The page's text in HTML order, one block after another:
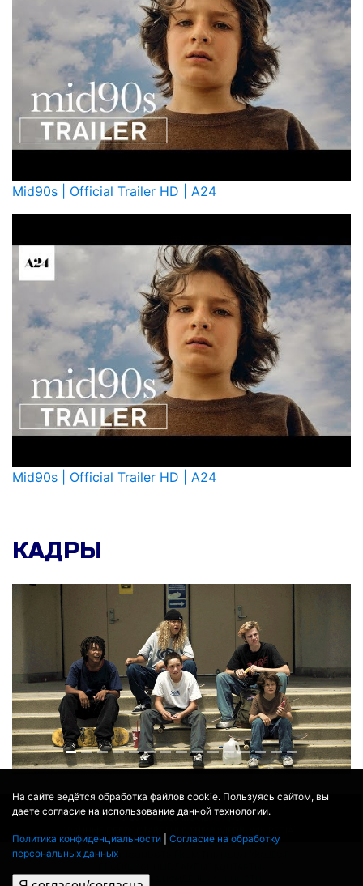
На сайте ведётся обработка файлов cookie. Пользуясь сайтом, вы
даете согласие на использование данной технологии.
Политика конфиденциальности
Согласие на обработку
персональных данных
Mid90s | Official Trailer HD | A24
Mid90s | Official Trailer HD | A24
КАДРЫ
© 2017 - 2026 MOVIE
ДАННЫЕ ПРЕДОСТАВЛЕНЫ:
ПЕРЕВЕДЕНО СЕРВИСОМЯНДЕКС.ПЕРЕВОД
THEATER BY ICONDOTS FROM THE NOUN PROJECT